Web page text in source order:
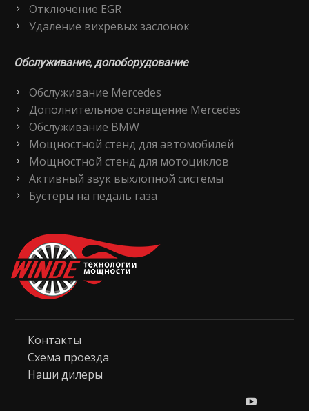
Отключение EGR
Удаление вихревых заслонок
Обслуживание, допоборудование
Обслуживание Mercedes
Дополнительное оснащение Mercedes
Обслуживание BMW
Мощностной стенд для автомобилей
Мощностной стенд для мотоциклов
Активный звук выхлопной системы
Бустеры на педаль газа
Контакты
Схема проезда
Наши дилеры